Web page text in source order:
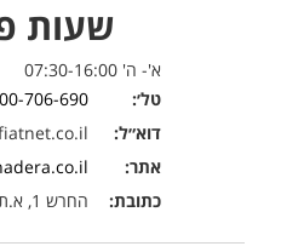
שעות
א'- ה' 07:30-16:00
טל׳:
706-690
דוא״ל:
אתר:
כתובת:
החרש 1, א.ת דרומי, חדרה